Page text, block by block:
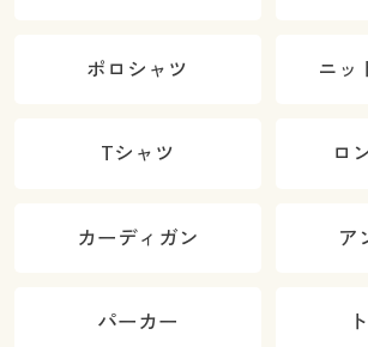
ポロシャツ ニッ
Tシャツ ロ
カーディガン ア
パーカー